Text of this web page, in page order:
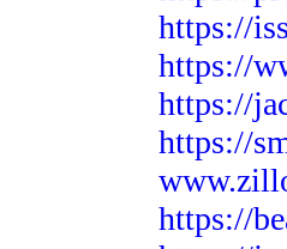
https://
https://
https://
https://
https://